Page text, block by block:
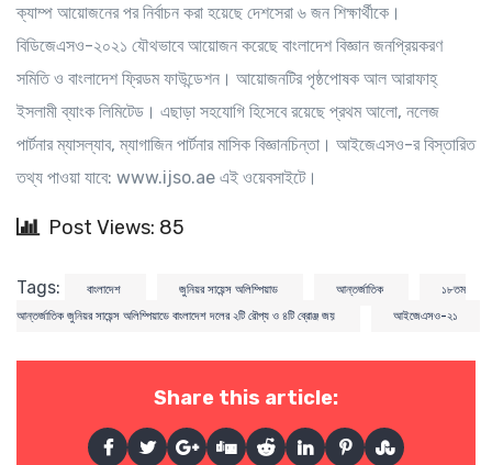
ক্যাম্প আয়োজনের পর নির্বাচন করা হয়েছে দেশসেরা ৬ জন শিক্ষার্থীকে।
বিডিজেএসও-২০২১ যৌথভাবে আয়োজন করেছে বাংলাদেশ বিজ্ঞান জনপ্রিয়করণ
সমিতি ও বাংলাদেশ ফ্রিডম ফাউন্ডেশন। আয়োজনটির পৃষ্ঠপোষক আল আরাফাহ্‌
ইসলামী ব্যাংক লিমিটেড। এছাড়া সহযোগি হিসেবে রয়েছে প্রথম আলো, নলেজ
পার্টনার ম্যাসল্যাব, ম্যাগাজিন পার্টনার মাসিক বিজ্ঞানচিন্তা। আইজেএসও-র বিস্তারিত
তথ্য পাওয়া যাবে: www.ijso.ae এই ওয়েবসাইটে।
Post Views: 85
Tags: বাংলাদেশ জুনিয়র সায়েন্স অলিম্পিয়াড আন্তর্জাতিক
১৮তম
আন্তর্জাতিক জুনিয়র সায়েন্স অলিম্পিয়াডে বাংলাদেশ দলের ২টি রৌপ্য ও ৪টি ব্রোঞ্জ জয়
আইজেএসও-২১
Share this article: